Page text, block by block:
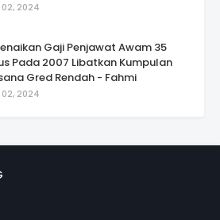
02, 2024
Gaji Penjawat Awam 35
Pada 2007 Libatkan Kumpulan
Gred Rendah - Fahmi
02, 2024